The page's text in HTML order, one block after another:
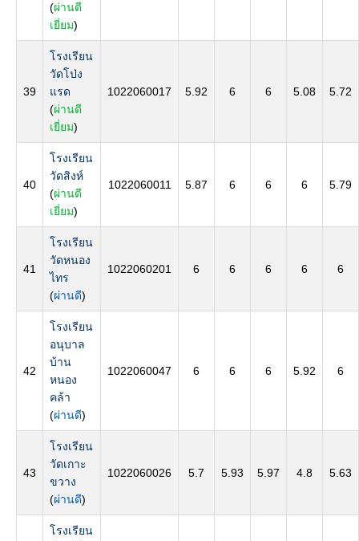
(ผ่านดี
เยี่ยม)
39
โรงเรียน
วัดโป่ง
แรด
(ผ่านดี
เยี่ยม)
1022060017 5.92 6 6 5.08 5.72
40
โรงเรียน
วัดสิงห์
(ผ่านดี
เยี่ยม)
1022060011 5.87 6 6 6 5.79
41
โรงเรียน
วัดหนอง
ไทร
(ผ่านดี)
1022060201 6 6 6 6 6
42
โรงเรียน
อนุบาล
บ้าน
หนอง
คล้า
(ผ่านดี)
1022060047 6 6 6 5.92 6
43
โรงเรียน
วัดเกาะ
ขวาง
(ผ่านดี)
1022060026 5.7 5.93 5.97 4.8 5.63
โรงเรียน